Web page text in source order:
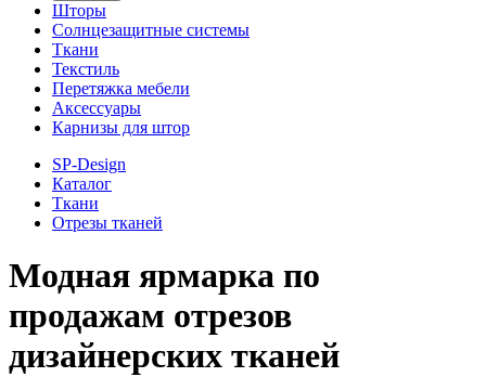
Шторы
Солнцезащитные системы
Ткани
Текстиль
Перетяжка мебели
Аксессуары
Карнизы для штор
SP-Design
Каталог
Ткани
Отрезы тканей
Модная ярмарка по
продажам отрезов
дизайнерских тканей